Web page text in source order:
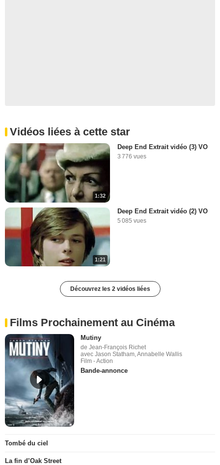
Vidéos liées à cette star
1:32
Deep End Extrait vidéo (3) VO
3 776 vues
1:21
Deep End Extrait vidéo (2) VO
5 085 vues
Découvrez les 2 vidéos liées
Films Prochainement au Cinéma
Mutiny
de Jean-François Richet
avec Jason Statham, Annabelle Wallis
Film - Action
Bande-annonce
Tombé du ciel
La fin d’Oak Street